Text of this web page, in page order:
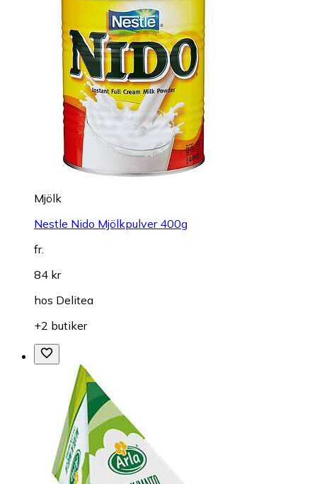
Mjölk
Nestle Nido Mjölkpulver 400g
fr.
84 kr
hos Delitea
+2 butiker